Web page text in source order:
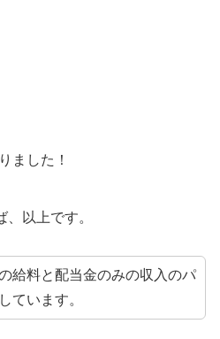
ました！
以上です。
給料と配当金のみの収入のパ
ています。